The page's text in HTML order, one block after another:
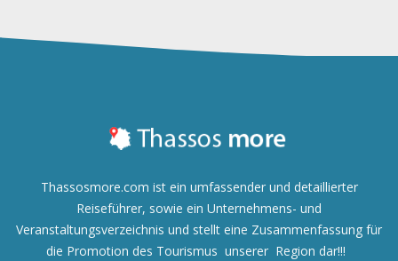
Thassosmore.com ist ein umfassender und detaillierter
Reiseführer, sowie ein Unternehmens- und
Veranstaltungsverzeichnis und stellt eine Zusammenfassung für
die Promotion des Tourismus unserer Region dar!!!